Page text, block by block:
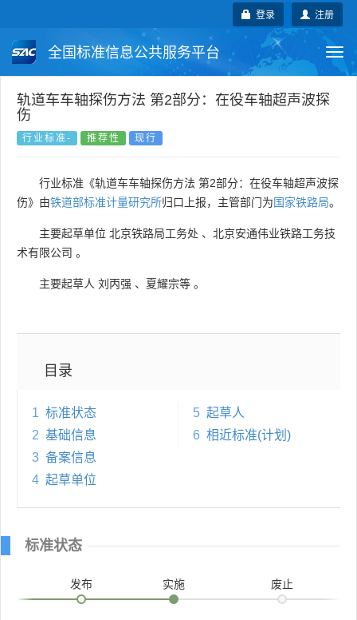
注册
登录
全国标准信息公共服务平台
国家标准 行业标准 地方标准
团体标准 企业标准
国外标准 技术委员会
轨道车车轴探伤方法 第2部分：在役车轴超声波探
伤
行业标准- 推荐性 现行
行业标准《轨道车车轴探伤方法 第2部分：在役车轴超声波探
伤》由铁道部标准计量研究所归口上报，主管部门为国家铁路局。
主要起草单位 北京铁路局工务处 、 北京安通伟业铁路工务技
术有限公司 。
主要起草人 刘丙强 、 夏耀宗等 。
目录
1 标准状态
2 基础信息
3 备案信息
4 起草单位
5 起草人
6 相近标准(计划)
标准状态
发布 实施 废止